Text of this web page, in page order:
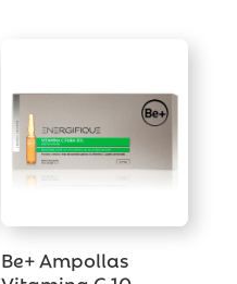
39,95€.35,90€.
Be+ Ampollas